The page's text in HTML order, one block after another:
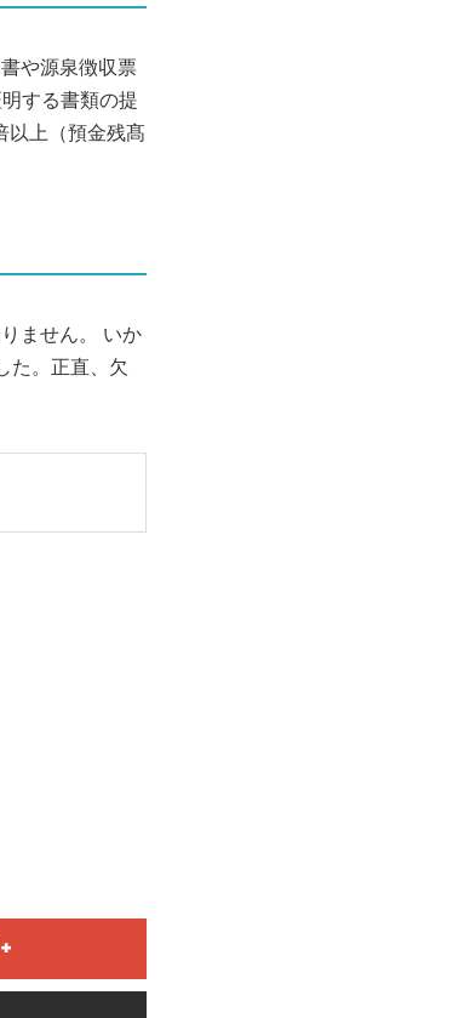
や源泉徴収票
する書類の提
以上（預金残髙
ません。 いか
た。正直、欠